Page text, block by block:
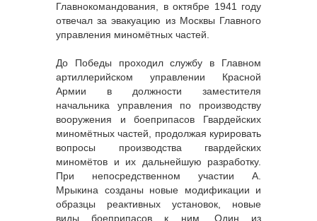
Главнокомандования, в октябре 1941 году
отвечал за эвакуацию из Москвы Главного
управления миномётных частей.
До Победы проходил службу в Главном
артиллерийском управлении Красной
Армии в должности заместителя
начальника управления по производству
вооружения и боеприпасов Гвардейских
миномётных частей, продолжая курировать
вопросы производства гвардейских
миномётов и их дальнейшую разработку.
При непосредственном участии А.
Мрыкина созданы новые модификации и
образцы реактивных установок, новые
виды боеприпасов к ним. Один из